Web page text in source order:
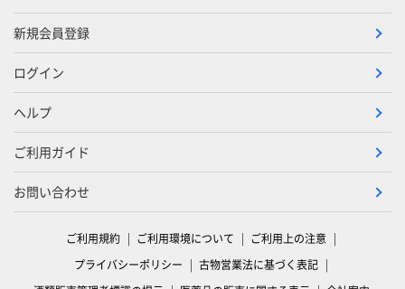
新規会員登録
ログイン
ヘルプ
ご利用ガイド
お問い合わせ
ご利用規約 ご利用環境について
ご利用上の注意
プライバシーポリシー
古物営業法に基づく表記